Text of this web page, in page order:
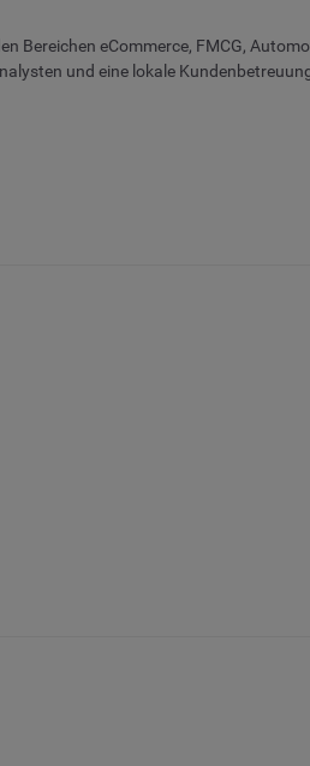
eCommerce, FMCG,
und eine lokale